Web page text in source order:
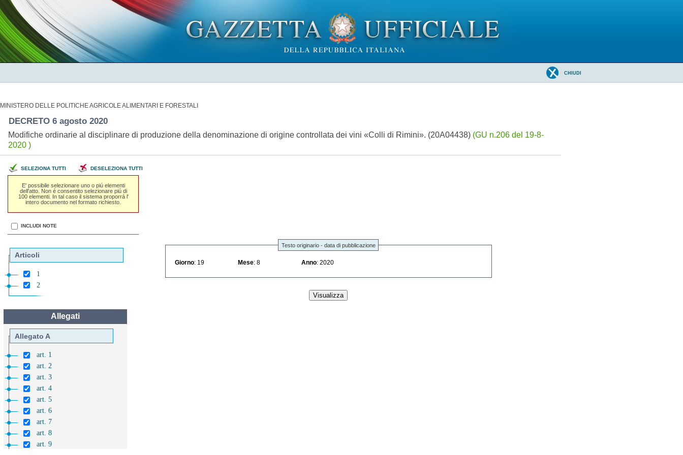
CHIUDI
MINISTERO DELLE POLITICHE AGRICOLE ALIMENTARI E FORESTALI
DECRETO 6 agosto 2020
Modifiche ordinarie al disciplinare di produzione della denominazione di origine controllata dei vini «Colli di Rimini». (20A04438) (GU n.206 del 19-8-
2020 )
SELEZIONA TUTTI DESELEZIONA TUTTI
E' possibile selezionare uno o piú elementi
dell'atto. Non é consentito selezionare piú di
100 elementi. In tal caso il sistema proporrá l'
intero documento nel formato richiesto.
INCLUDI NOTE
Articoli
1
2
Allegati
Allegato A
art. 1
art. 2
art. 3
art. 4
art. 5
art. 6
art. 7
art. 8
art. 9
Testo originario - data di pubblicazione
Giorno : 19 Mese : 8 Anno : 2020